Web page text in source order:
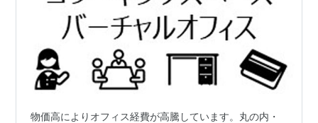
物価高によりオフィス経費が高騰しています。丸の内・